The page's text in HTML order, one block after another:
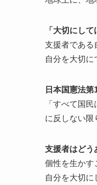
「大切にして
支援者である
自分を大切に
日本国憲法第
「すべて国
に反しない限
支援者はどう
個性を生かす
自分を大切に